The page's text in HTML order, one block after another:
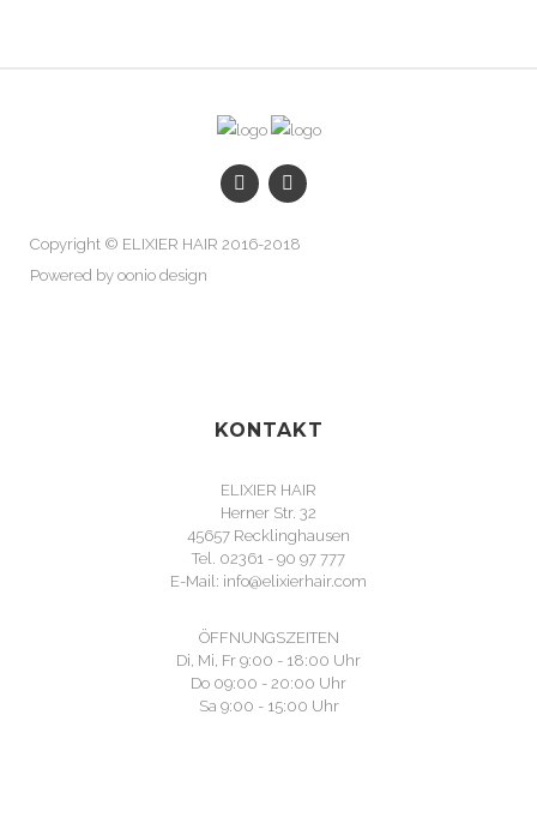
Copyright © ELIXIER HAIR 2016-2018
Powered by oonio design
KONTAKT
ELIXIER HAIR
Herner Str. 32
45657 Recklinghausen
Tel. 02361 - 90 97 777
E-Mail: info@elixierhair.com
ÖFFNUNGSZEITEN
Di, Mi, Fr 9:00 - 18:00 Uhr
Do 09:00 - 20:00 Uhr
Sa 9:00 - 15:00 Uhr